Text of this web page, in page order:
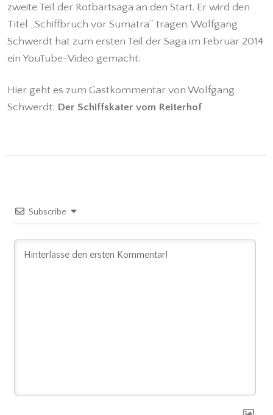
zweite Teil der Rotbartsaga an den Start. Er wird den
Titel „Schiffbruch vor Sumatra“ tragen. Wolfgang
Schwerdt hat zum ersten Teil der Saga im Februar 2014
ein YouTube-Video gemacht:
Hier geht es zum Gastkommentar von Wolfgang
Schwerdt: Der Schiffskater vom Reiterhof
Subscribe